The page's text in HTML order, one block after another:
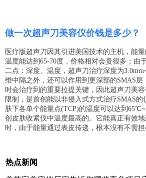
做一次超声刀美容仪价钱是多少？
医疗版超声刀因其引进美国技术的主机，能
温度能达到65-70度，价格相对会贵很多；由
二点：深度、温度，超声刀治疗深度为
维中隔之外，还可以作用到更深部的SMAS层
时会治疗到的重要拉提关键，因此超声刀美
限制，是首创能以非侵入式方式治疗SMAS的
肤下各单个能量点(TCP)的温度可以达到
创皮肤收紧仪中温度最高的。它能真正有效
时，由于能量通过表皮传递，根本没有不需担
热点新闻